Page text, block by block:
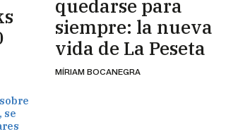
se
quedarse para
siempre: la nueva
vida de La Peseta
MÍRIAM BOCANEGRA